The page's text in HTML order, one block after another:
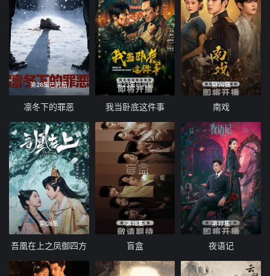
第26集已完结
凛冬下的罪恶
第23集已完结
我当卧底这件事
第14集
南戏
第08集
吾凰在上之凤御四方
第13集
盲盒
第17集
夜语记